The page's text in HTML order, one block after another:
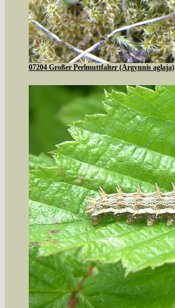
07204 Großer Perlmuttfalter (Argynnis aglaja)